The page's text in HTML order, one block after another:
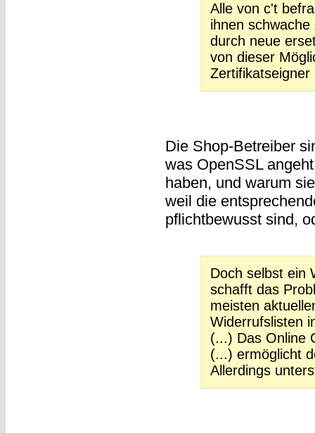
Alle von c't
ihnen
durch neue
von dieser
Zertifikatseigner
Die Shop-Betreiber
was OpenSSL
haben, und warum
weil die
pflichtbewusst sind,
Doch selbst ein
schafft das
meisten
Widerrufslisten
(...) Das Online
(...) ermöglicht
Allerdings